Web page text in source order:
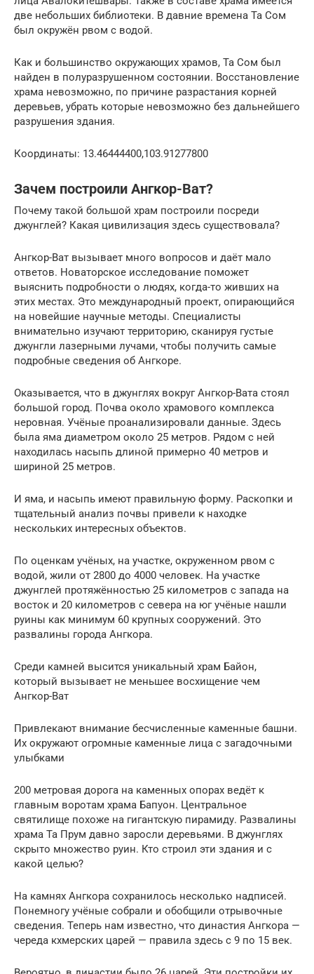
две небольших библиотеки. В давние времена Та Сом
был окружён рвом с водой.
Как и большинство окружающих храмов, Та Сом был
найден в полуразрушенном состоянии. Восстановление
храма невозможно, по причине разрастания корней
деревьев, убрать которые невозможно без дальнейшего
разрушения здания.
Координаты: 13.46444400,103.91277800
Зачем построили Ангкор-Ват?
Почему такой большой храм построили посреди
джунглей? Какая цивилизация здесь существовала?
Ангкор-Ват вызывает много вопросов и даёт мало
ответов. Новаторское исследование поможет
выяснить подробности о людях, когда-то живших на
этих местах. Это международный проект, опирающийся
на новейшие научные методы. Специалисты
внимательно изучают территорию, сканируя густые
джунгли лазерными лучами, чтобы получить самые
подробные сведения об Ангкоре.
Оказывается, что в джунглях вокруг Ангкор-Вата стоял
большой город. Почва около храмового комплекса
неровная. Учёные проанализировали данные. Здесь
была яма диаметром около 25 метров. Рядом с ней
находилась насыпь длиной примерно 40 метров и
шириной 25 метров.
И яма, и насыпь имеют правильную форму. Раскопки и
тщательный анализ почвы привели к находке
нескольких интересных объектов.
По оценкам учёных, на участке, окруженном рвом с
водой, жили от 2800 до 4000 человек. На участке
джунглей протяжённостью 25 километров с запада на
восток и 20 километров с севера на юг учёные нашли
руины как минимум 60 крупных сооружений. Это
развалины города Ангкора.
Среди камней высится уникальный храм Байон,
который вызывает не меньшее восхищение чем
Ангкор-Ват
Привлекают внимание бесчисленные каменные башни.
Их окружают огромные каменные лица с загадочными
улыбками
200 метровая дорога на каменных опорах ведёт к
главным воротам храма Бапуон. Центральное
святилище похоже на гигантскую пирамиду. Развалины
храма Та Прум давно заросли деревьями. В джунглях
скрыто множество руин. Кто строил эти здания и с
какой целью?
На камнях Ангкора сохранилось несколько надписей.
Понемногу учёные собрали и обобщили отрывочные
сведения. Теперь нам известно, что династия Ангкора —
череда кхмерских царей — правила здесь с 9 по 15 век.